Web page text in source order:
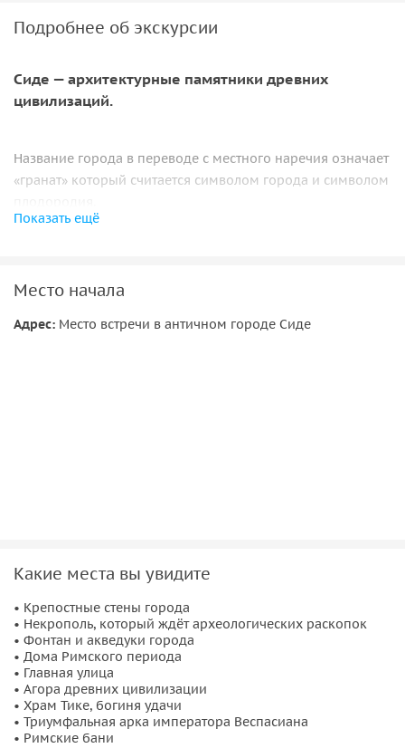
Подробнее об экскурсии
Сиде — архитектурные памятники древних
цивилизаций.
Название города в переводе с местного наречия означает
«гранат» который считается символом города и символом
Археологические раскопки и восстановления объектов
Показать ещё
Место начала
Адрес: Место встречи в античном городе Сиде
Какие места вы увидите
• Крепостные стены города
• Некрополь, который ждёт археологических раскопок
• Фонтан и акведуки города
• Дома Римского периода
• Главная улица
• Агора древних цивилизации
• Храм Тике, богиня удачи
• Триумфальная арка императора Веспасиана
• Римские бани